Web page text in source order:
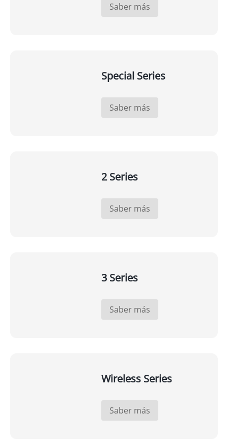
Saber más
Special Series
Saber más
2 Series
Saber más
3 Series
Saber más
Wireless Series
Saber más